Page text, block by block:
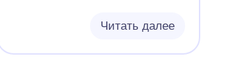
Читать далее